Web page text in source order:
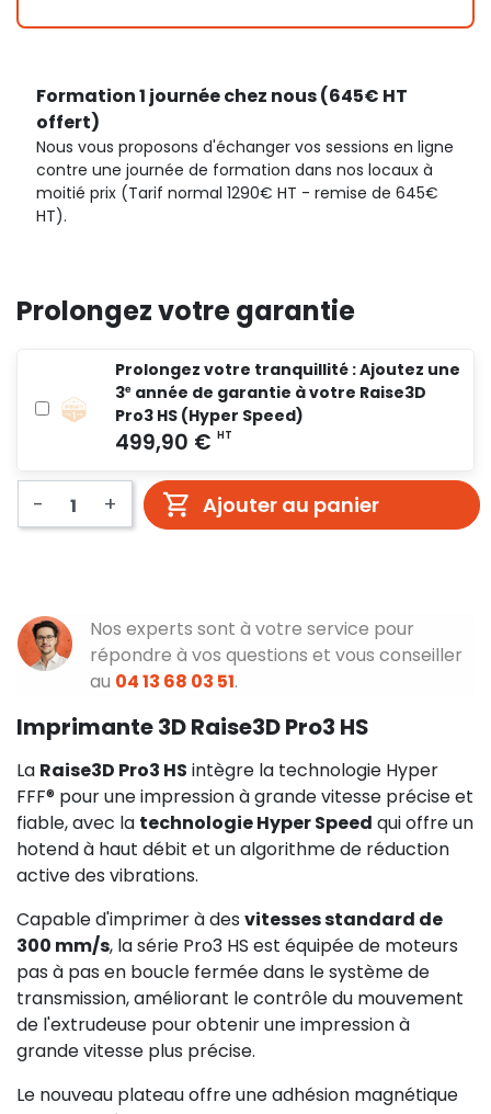
Formation 1 journée chez nous (645€ HT
offert)
Nous vous proposons d'échanger vos sessions en ligne
contre une journée de formation dans nos locaux à
moitié prix (Tarif normal 1290€ HT - remise de 645€
HT).
Prolongez votre garantie
Prolongez votre tranquillité : Ajoutez une
3ᵉ année de garantie à votre Raise3D
Pro3 HS (Hyper Speed)
- + Ajouter au panier
Nos experts sont à votre service pour
répondre à vos questions et vous conseiller
au 04 13 68 03 51.
Imprimante 3D Raise3D Pro3 HS
La Raise3D Pro3 HS intègre la technologie Hyper
FFF® pour une impression à grande vitesse précise et
fiable, avec la technologie Hyper Speed qui offre un
hotend à haut débit et un algorithme de réduction
active des vibrations.
Capable d'imprimer à des vitesses standard de
300 mm/s, la série Pro3 HS est équipée de moteurs
pas à pas en boucle fermée dans le système de
transmission, améliorant le contrôle du mouvement
de l'extrudeuse pour obtenir une impression à
grande vitesse plus précise.
Le nouveau plateau offre une adhésion magnétique